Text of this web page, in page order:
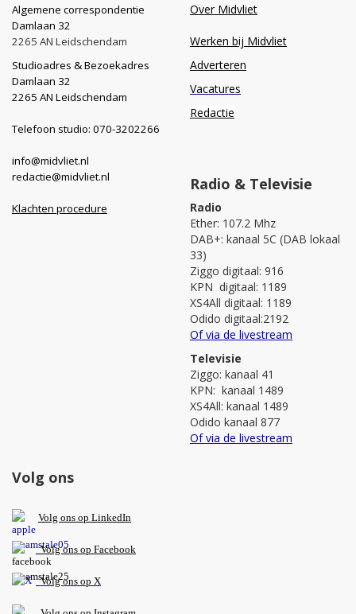
Algemene correspondentie
Damlaan 32
2265 AN Leidschendam
Studioadres & Bezoekadres
Damlaan 32
2265 AN Leidschendam
Telefoon studio: 070-3202266
info@midvliet.nl
redactie@midvliet.nl
Klachten procedure
Over Midvliet
Werken bij Midvliet
Adverteren
Vacatures
Redactie
Radio & Televisie
Radio
Ether: 107.2 Mhz
DAB+: kanaal 5C (DAB lokaal
33)
Ziggo digitaal: 916
KPN digitaal: 1189
XS4All digitaal: 1189
Odido digitaal:2192
Of via de livestream
Televisie
Ziggo: kanaal 41
KPN: kanaal 1489
XS4All: kanaal 1489
Odido kanaal 877
Of via de livestream
Volg ons
Volg ons op LinkedIn
Volg ons op Facebook
Volg ons op X